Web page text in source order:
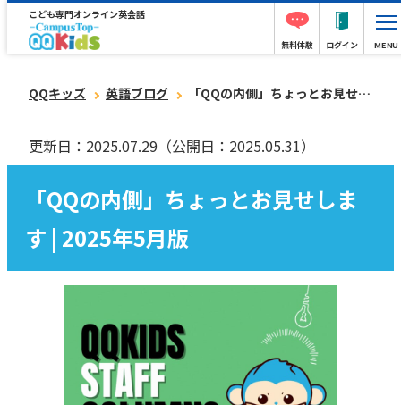
こども専門オンライン英会話
無料体験 ログイン MENU
QQキッズ 英語ブログ 「QQの内側」ちょっとお見せします | 2025年5月版
更新日：2025.07.29 （公開日：2025.05.31）
「QQの内側」ちょっとお見せしま
す | 2025年5月版